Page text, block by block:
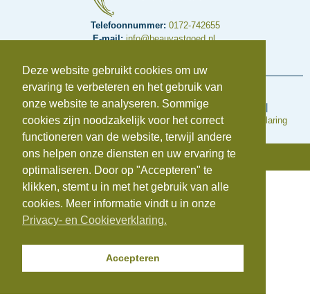
Telefoonnummer: 0172-742655
E-mail:info@beauvastgoed.nl
Voorwaarden en regelingen
Algemene inkoopvoorwaarden |Algemene Voorwaarden
Cookieverklaring|Disclaimer|Klachtenregeling|Privacyverklaring
© Copyright 2025 | Beauvastgoed
Deze website gebruikt cookies om uw
ervaring te verbeteren en het gebruik van
onze website te analyseren. Sommige
cookies zijn noodzakelijk voor het correct
functioneren van de website, terwijl andere
ons helpen onze diensten en uw ervaring te
optimaliseren. Door op "Accepteren" te
klikken, stemt u in met het gebruik van alle
cookies. Meer informatie vindt u in onze
Privacy- en Cookieverklaring.
Accepteren